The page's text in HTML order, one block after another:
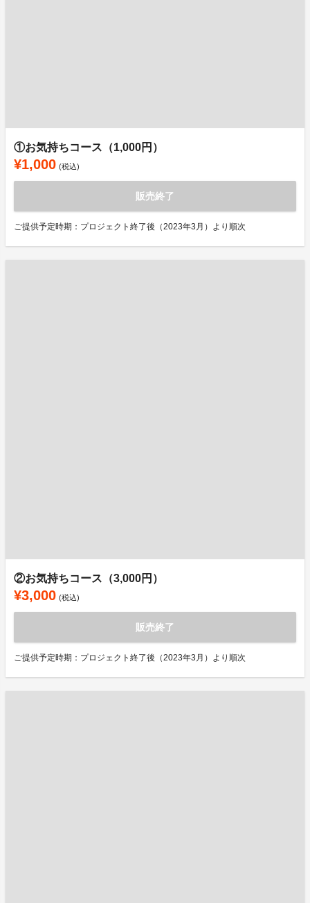
①お気持ちコース（1,000円）
¥1,000 (税込)
販売終了
ご提供予定時期：プロジェクト終了後（2023年3月）より順次
②お気持ちコース（3,000円）
¥3,000 (税込)
販売終了
ご提供予定時期：プロジェクト終了後（2023年3月）より順次